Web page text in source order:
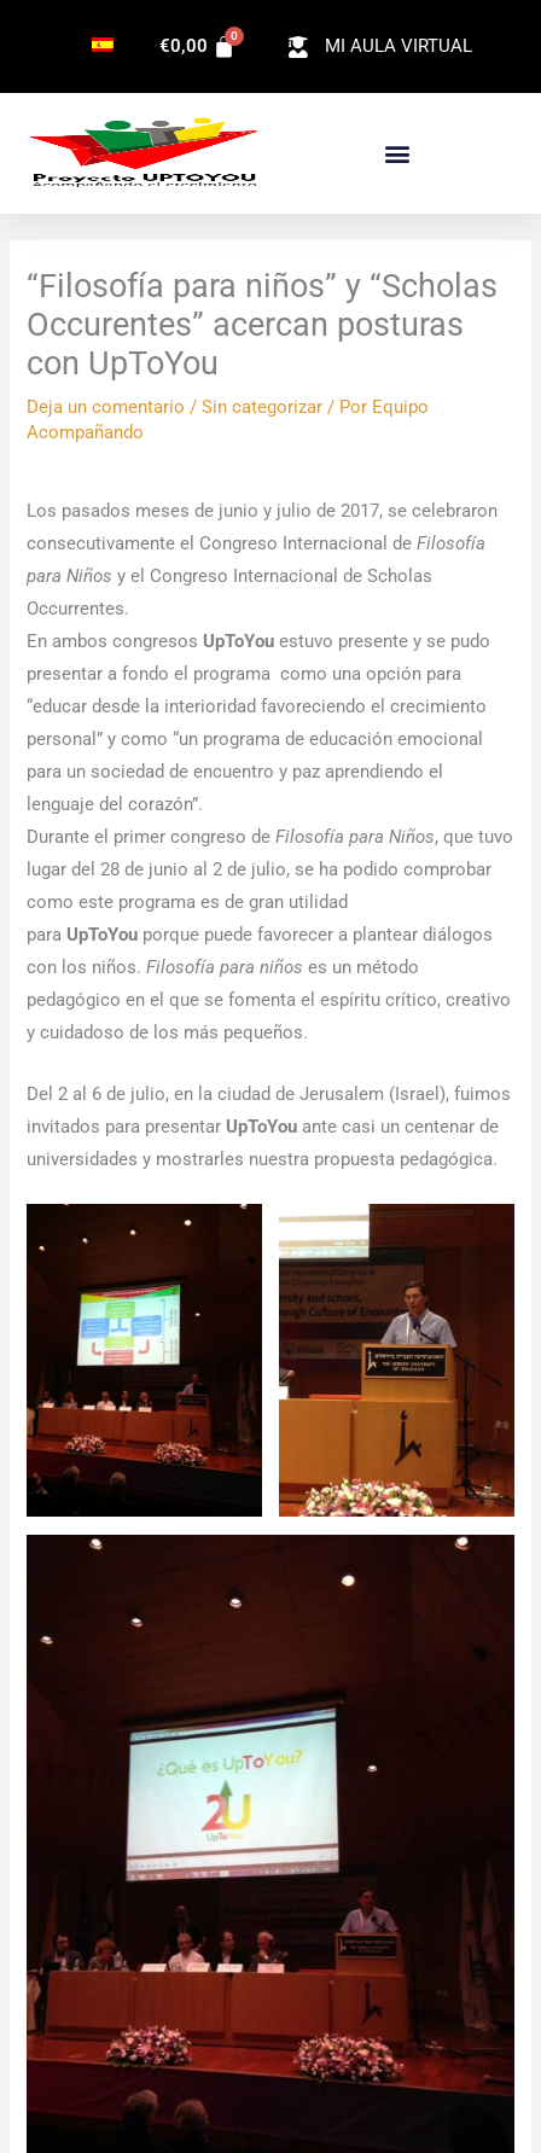
MI AULA VIRTUAL
€0,00
“Filosofía para niños” y “Scholas
Occurentes” acercan posturas
con UpToYou
Deja un comentario /Sin categorizar / Por Equipo
Acompañando
Los pasados meses de junio y julio de 2017, se celebraron
consecutivamente el Congreso Internacional deFilosofía
para Niños y el Congreso Internacional de Scholas
Occurrentes.
En ambos congresos UpToYou estuvo presente y se pudo
presentar a fondo el programa como una opción para
“educar desde la interioridad favoreciendo el crecimiento
personal” y como “un programa de educación emocional
para un sociedad de encuentro y paz aprendiendo el
lenguaje del corazón”.
Durante el primer congreso deFilosofía para Niños, que tuvo
lugar del 28 de junio al 2 de julio, se ha podido comprobar
como este programa es de gran utilidad
para UpToYou porque puede favorecer a plantear diálogos
con los niños.Filosofía para niños es un método
pedagógico en el que se fomenta el espíritu crítico, creativo
y cuidadoso de los más pequeños.
Del 2 al 6 de julio, en la ciudad de Jerusalem (Israel), fuimos
invitados para presentar UpToYou ante casi un centenar de
universidades y mostrarles nuestra propuesta pedagógica.